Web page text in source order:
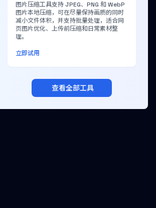
图片压缩工具支持 JPEG、PNG 和 WebP
图片本地压缩，可在尽量保持画质的同时
减小文件体积，并支持批量处理，适合网
页图片优化、上传前压缩和日常素材整
理。
立即试用
查看全部工具